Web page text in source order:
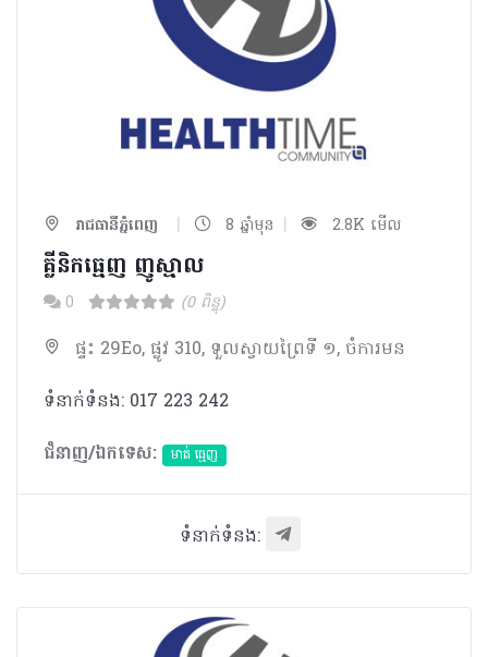
រាជធានីភ្នំពេញ | 8 ឆ្នាំមុន | 2.8K មើល
គ្លីនិកធ្មេញ ញូស្មាល​
0 (0 ពិន្ទុ)
ផ្ទះ 29Eo, ផ្លូវ 310, ទួលស្វាយព្រៃទី ១, ចំការមន
ទំនាក់ទំនង: 017 223 242
ជំនាញ/ឯកទេស:
មាត់ ធ្មេញ
ទំនាក់ទំនង: